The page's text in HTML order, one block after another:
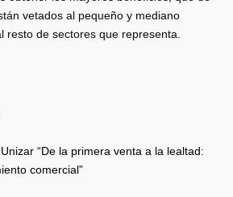
vetados al pequeño y mediano
resto de sectores que representa.
“De la primera venta a la lealtad:
comercial”